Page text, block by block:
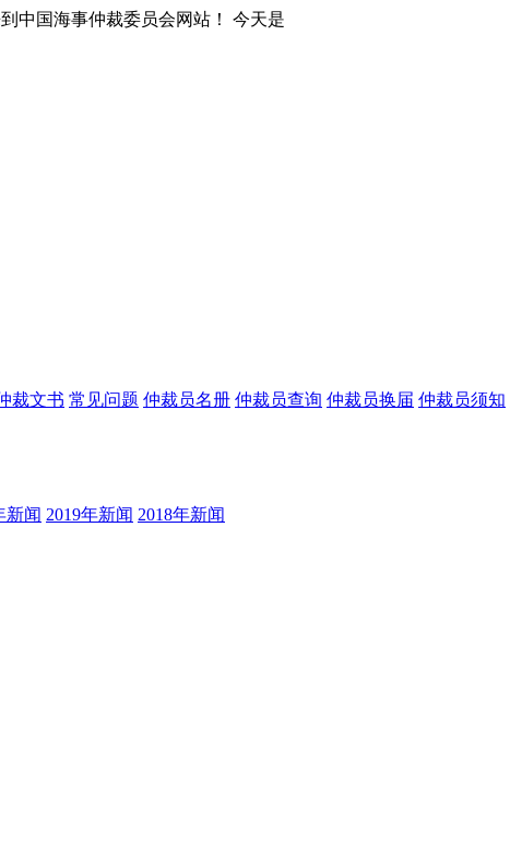
员会网站！ 今天是
裁文书 常见问题 仲裁员名册 仲裁员查询 仲裁员换届 仲裁员须知
新闻 2019年新闻 2018年新闻